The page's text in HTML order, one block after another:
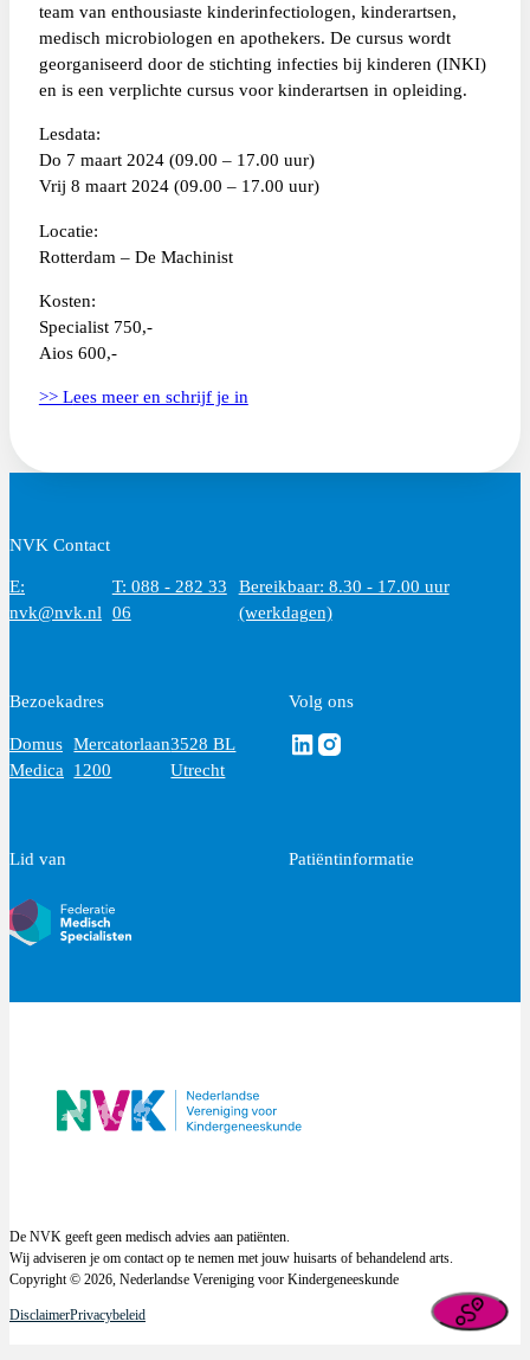
team van enthousiaste kinderinfectiologen, kinderartsen,
medisch microbiologen en apothekers. De cursus wordt
georganiseerd door de stichting infecties bij kinderen (INKI)
en is een verplichte cursus voor kinderartsen in opleiding.
Lesdata:
Do 7 maart 2024 (09.00 – 17.00 uur)
Vrij 8 maart 2024 (09.00 – 17.00 uur)
Locatie:
Rotterdam – De Machinist
Kosten:
Specialist 750,-
Aios 600,-
>> Lees meer en schrijf je in
NVK Contact
E:
nvk@nvk.nl
T: 088 - 282 33
06
Bereikbaar: 8.30 - 17.00 uur
(werkdagen)
Bezoekadres
Domus
Medica
Mercatorlaan
1200
3528 BL
Utrecht
Volg ons
Volg ons via Linkedin
Volg ons via Instagram
Lid van Patiëntinformatie
De NVK geeft geen medisch advies aan patiënten.
Wij adviseren je om contact op te nemen met jouw huisarts of behandelend arts.
Copyright © 2026, Nederlandse Vereniging voor Kindergeneeskunde
DisclaimerPrivacybeleid